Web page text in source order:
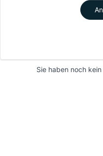
Sie haben noch kein